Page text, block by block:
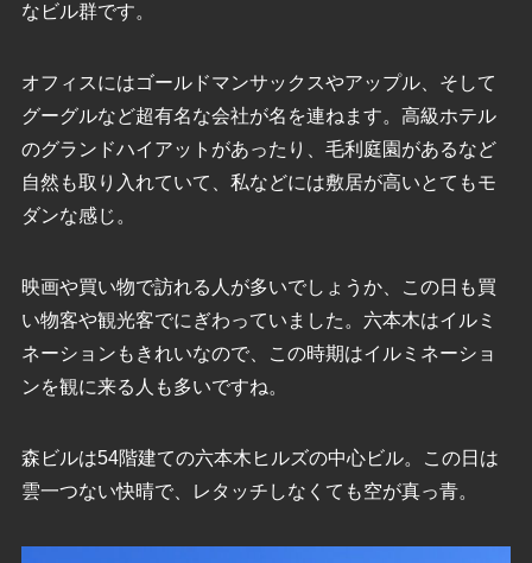
なビル群です。
オフィスにはゴールドマンサックスやアップル、そして
グーグルなど超有名な会社が名を連ねます。高級ホテル
のグランドハイアットがあったり、毛利庭園があるなど
自然も取り入れていて、私などには敷居が高いとてもモ
ダンな感じ。
映画や買い物で訪れる人が多いでしょうか、この日も買
い物客や観光客でにぎわっていました。六本木はイルミ
ネーションもきれいなので、この時期はイルミネーショ
ンを観に来る人も多いですね。
森ビルは54階建ての六本木ヒルズの中心ビル。この日は
雲一つない快晴で、レタッチしなくても空が真っ青。